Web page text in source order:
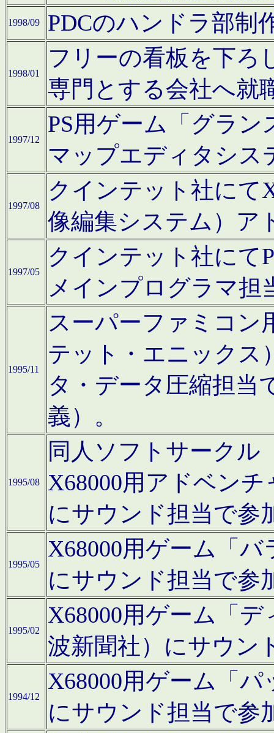
1998/09 PDCのハンドラ部制
1998/01
フリーの看板を下ろ
専門とする会社へ就
1997/12
PS用ゲーム「グラン
マップエディタシス
1997/08
クインテット社にて
像編集システム）ア
1997/05
クインテット社にて
メインプログラマ担
1995/11
スーパーファミコン
テット・エニックス
タ・データ圧縮担当
義）。
1995/08
同人ソフトサークル
X68000用アドベン
にサウンド担当で参
1995/05
X68000用ゲーム「
にサウンド担当で参
1995/02
X68000用ゲーム「
波新聞社）にサウン
1994/12
X68000用ゲーム「
にサウンド担当で参